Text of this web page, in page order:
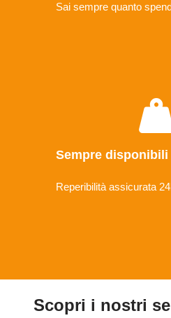
Sai sempre quanto
Sempre disponibili
Reperibilità assicurata
Scopri i nostri